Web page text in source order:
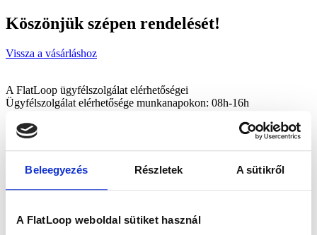
Beleegyezés Részletek A sütikről
A FlatLoop weboldal sütiket használ
Köszönjük szépen rendelését!
Vissza a vásárláshoz
A FlatLoop ügyfélszolgálat elérhetőségei
Ügyfélszolgálat elérhetősége munkanapokon: 08h-16h
info@flatloop.hu
0036 20 980 6314